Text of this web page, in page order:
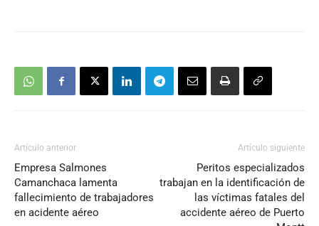
Artículo anterior
Empresa Salmones
Camanchaca lamenta
fallecimiento de trabajadores
en acidente aéreo
Artículo siguiente
Peritos especializados
trabajan en la identificación de
las víctimas fatales del
accidente aéreo de Puerto